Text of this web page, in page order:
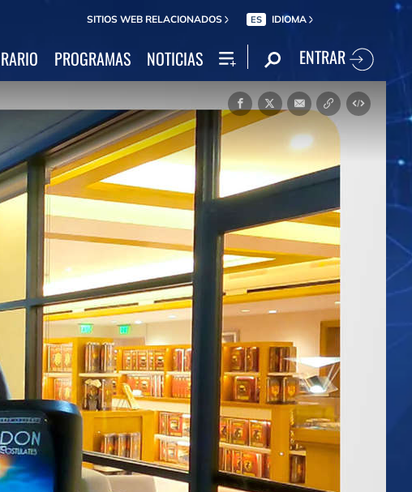
SITIOS WEB RELACIONADOS ES IDIOMA
PROGRAMAS NOTICIAS ENTRAR